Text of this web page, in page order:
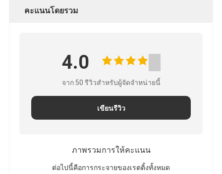
คะแนนโดยรวม
4.0
จาก 50 รีวิวสําหรับผู้จัดจําหน่ายนี้
เขียนรีวิว
ภาพรวมการให้คะแนน
ต่อไปนี้คือการกระจายของเรตติ้งทั้งหมด